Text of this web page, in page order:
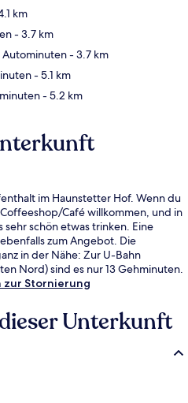
km
- 3.7 km
Autominuten- 3.7 km
- 5.1 km
- 5.2 km
im Haunstetter Hof. Wenn du
Café willkommen, und in
schön etwas trinken. Eine
zum Angebot. Die
in der Nähe: Zur U-Bahn
Nord) sind es nur 13 Gehminuten.
zur Stornierung
Unterkunft